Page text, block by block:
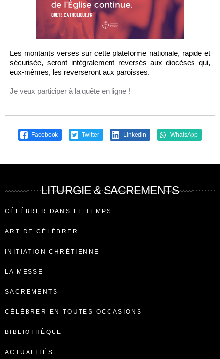
Les montants versés sur cette plateforme nationale, rapide et
sécurisée, seront intégralement reversés aux diocèses qui,
eux-mêmes, les reverseront aux paroisses.
Je veux participer à la quête en ligne !
Facebook Twitter Linkedin WhatsApp
LITURGIE & SACREMENTS
CÉLÉBRER DANS LE TEMPS
ART DE CÉLÉBRER
INITIATION CHRÉTIENNE
LA MESSE
SACREMENTS
CÉLÉBRER EN TOUTES OCCASIONS
BIBLIOTHÈQUE
ACTUALITÉS